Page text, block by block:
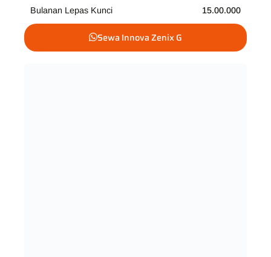
Bulanan Lepas Kunci 15.00.000
Sewa Innova Zenix G